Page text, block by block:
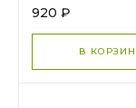
16653
920 ₽
В